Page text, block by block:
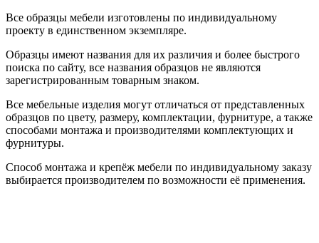
Все образцы мебели изготовлены по индивидуальному
проекту в единственном экземпляре.
Образцы имеют названия для их различия и более быстрого
поиска по сайту, все названия образцов не являются
зарегистрированным товарным знаком.
Все мебельные изделия могут отличаться от представленных
образцов по цвету, размеру, комплектации, фурнитуре, а также
способами монтажа и производителями комплектующих и
фурнитуры.
Способ монтажа и крепёж мебели по индивидуальному заказу
выбирается производителем по возможности её применения.